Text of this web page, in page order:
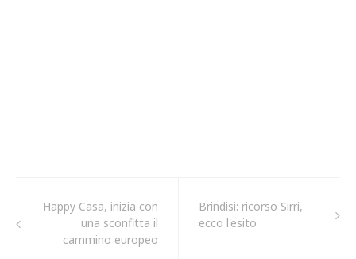
Happy Casa, inizia con
una sconfitta il
cammino europeo
Brindisi: ricorso Sirri,
ecco l'esito